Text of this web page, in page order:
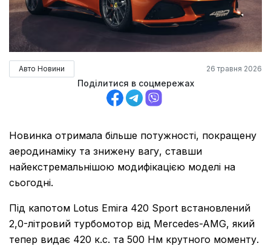
Авто Новини 26 травня 2026
Поділитися в соцмережах
Новинка отримала більше потужності, покращену
аеродинаміку та знижену вагу, ставши
найекстремальнішою модифікацією моделі на
сьогодні.
Під капотом Lotus Emira 420 Sport встановлений
2,0-літровий турбомотор від Mercedes-AMG, який
тепер видає 420 к.с. та 500 Нм крутного моменту.